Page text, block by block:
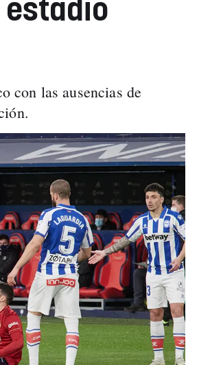
estadio
con las ausencias de